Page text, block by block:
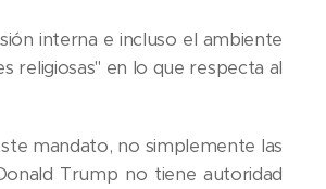
interna e incluso el ambiente
religiosas" en lo que respecta al
mandato, no simplemente las
Trump no tiene autoridad